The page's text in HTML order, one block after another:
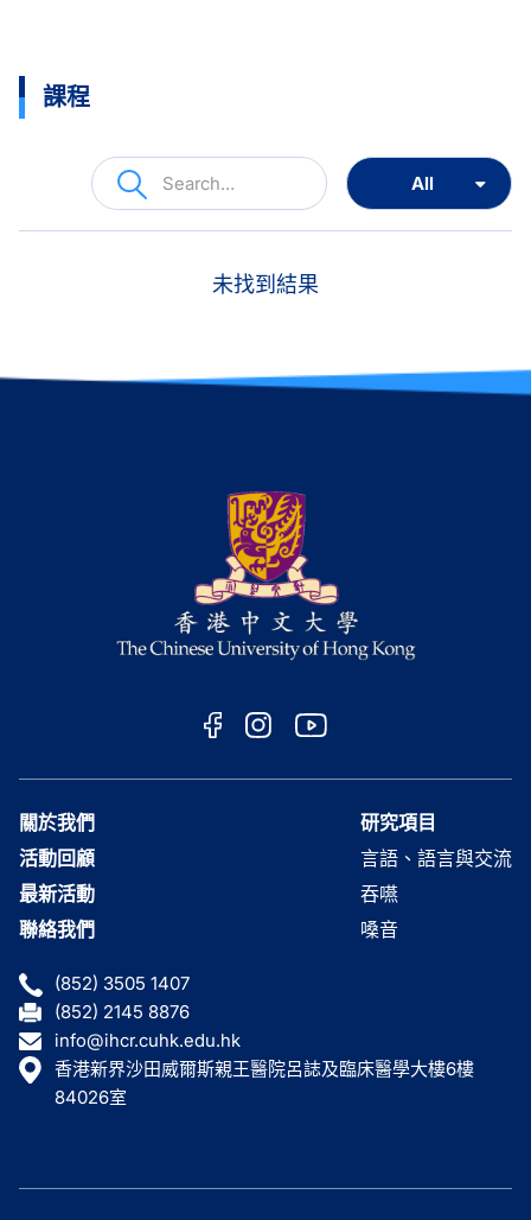
課程
未找到結果
關於我們
活動回顧
最新活動
聯絡我們
研究項目
言語、語言與交流
吞嚥
嗓音
(852) 3505 1407
(852) 2145 8876
info@ihcr.cuhk.edu.hk
香港新界沙田威爾斯親王醫院呂誌及臨床醫學大樓6樓
84026室